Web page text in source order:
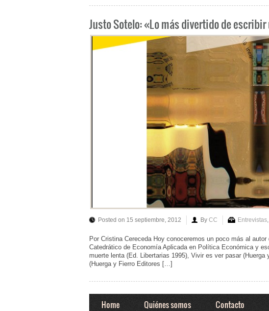
Justo Sotelo: «Lo más divertido de
Posted on 15 septiembre, 2012 By CC Entrevistas
Por Cristina Cereceda Hoy conoceremos un poco más al
Catedrático de Economía Aplicada en Política Económica y
muerte lenta (Ed. Libertarias 1995), Vivir es ver pasar
(Huerga y Fierro Editores […]
Home Quiénes somos Contacto